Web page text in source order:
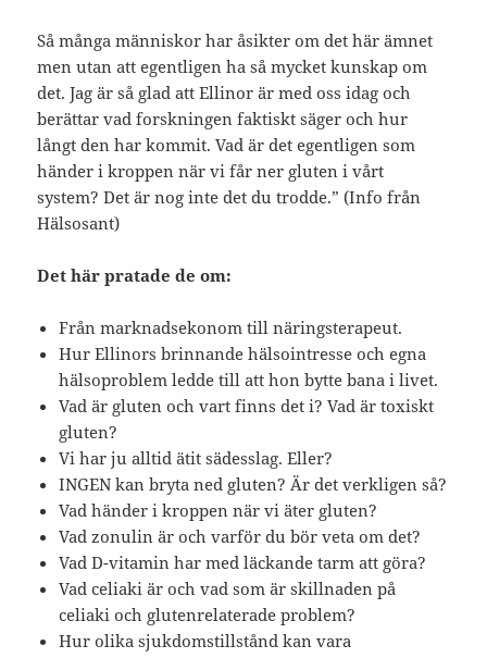
Så många människor har åsikter om det här ämnet
men utan att egentligen ha så mycket kunskap om
det. Jag är så glad att Ellinor är med oss idag och
berättar vad forskningen faktiskt säger och hur
långt den har kommit. Vad är det egentligen som
händer i kroppen när vi får ner gluten i vårt
system? Det är nog inte det du trodde.” (Info från
Hälsosant)
Det här pratade de om:
Från marknadsekonom till näringsterapeut.
Hur Ellinors brinnande hälsointresse och egna
hälsoproblem ledde till att hon bytte bana i livet.
Vad är gluten och vart finns det i? Vad är toxiskt
gluten?
Vi har ju alltid ätit sädesslag. Eller?
INGEN kan bryta ned gluten? Är det verkligen så?
Vad händer i kroppen när vi äter gluten?
Vad zonulin är och varför du bör veta om det?
Vad D-vitamin har med läckande tarm att göra?
Vad celiaki är och vad som är skillnaden på
celiaki och glutenrelaterade problem?
Hur olika sjukdomstillstånd kan vara